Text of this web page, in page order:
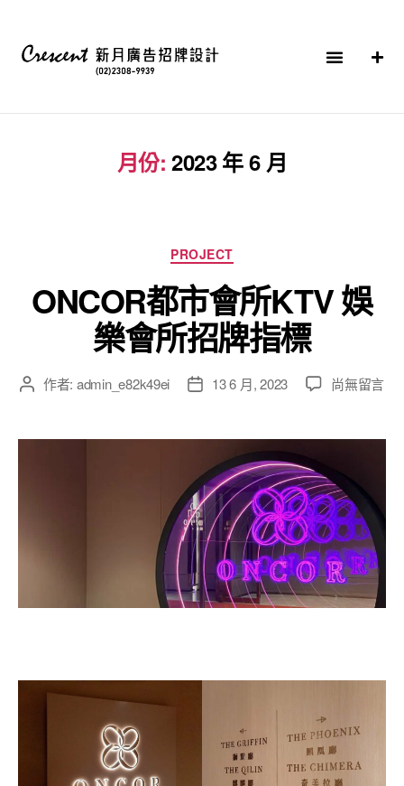
月份: 2023 年 6 月
PROJECT
ONCOR都市會所KTV 娛
樂會所招牌指標
作者: admin_e82k49ei 13 6 月, 2023 尚無留言